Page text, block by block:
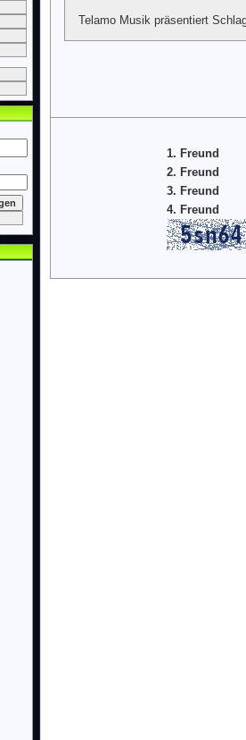
Telamo Musik präsentiert
1. Freund
2. Freund
3. Freund
4. Freund